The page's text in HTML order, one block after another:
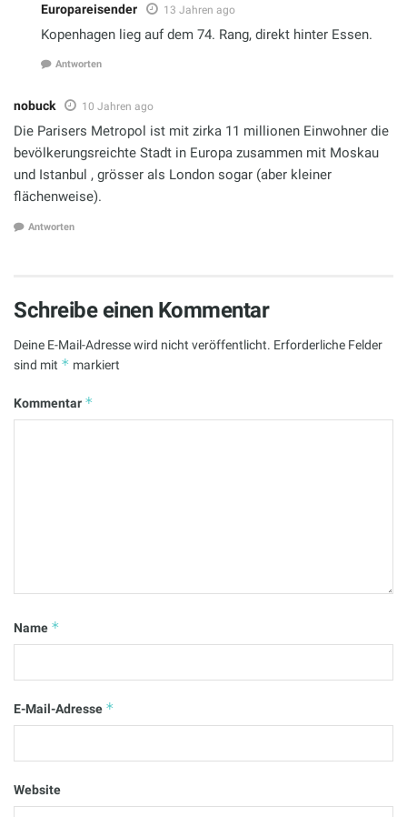
Europareisender 13 Jahren ago
Kopenhagen lieg auf dem 74. Rang, direkt hinter Essen.
Antworten
nobuck 10 Jahren ago
Die Parisers Metropol ist mit zirka 11 millionen Einwohner die
bevölkerungsreichte Stadt in Europa zusammen mit Moskau
und Istanbul , grösser als London sogar (aber kleiner
flächenweise).
Antworten
Schreibe einen Kommentar
Deine E-Mail-Adresse wird nicht veröffentlicht. Erforderliche Felder
sind mit * markiert
Kommentar *
Name *
E-Mail-Adresse *
Website